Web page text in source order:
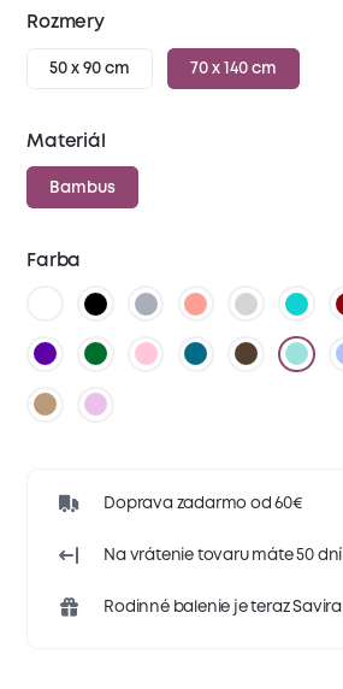
Rozmery
50 x 90 cm 70 x 140 cm
Materiál
Bambus
Farba
Doprava zadarmo od 60€
Na vrátenie tovaru máte 50 dní
Rodinné balenie je teraz Savira